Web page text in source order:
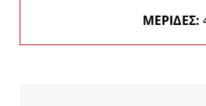
ΜΕΡΙΔΕΣ: